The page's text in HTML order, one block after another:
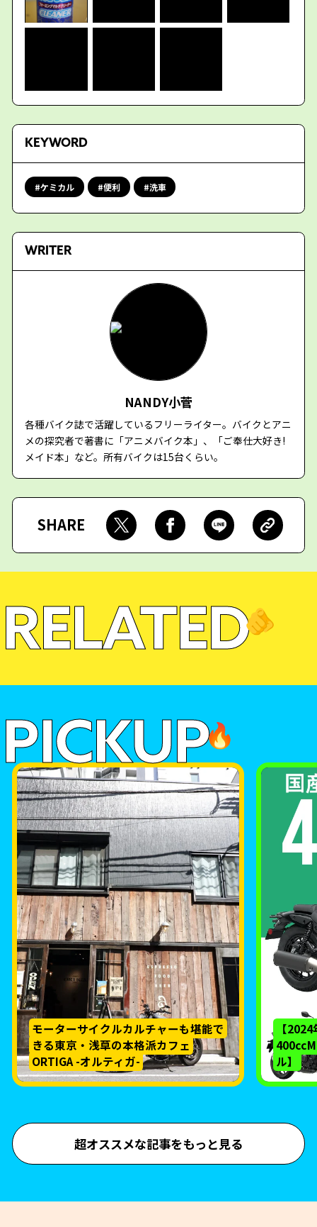
KEYWORD
ケミカル 便利 洗車
WRITER
NANDY小菅
各種バイク誌で活躍しているフリーライター。バイクとアニ
メの探究者で著書に「アニメバイク本」、「ご奉仕大好き!
メイド本」など。所有バイクは15台くらい。
SHARE
RELATED🫵
PICKUP🔥
モーターサイクルカルチャーも堪能で
きる東京・浅草の本格派カフェ
ORTIGA -オルティガ-
【
ル】
超オススメな記事をもっと見る